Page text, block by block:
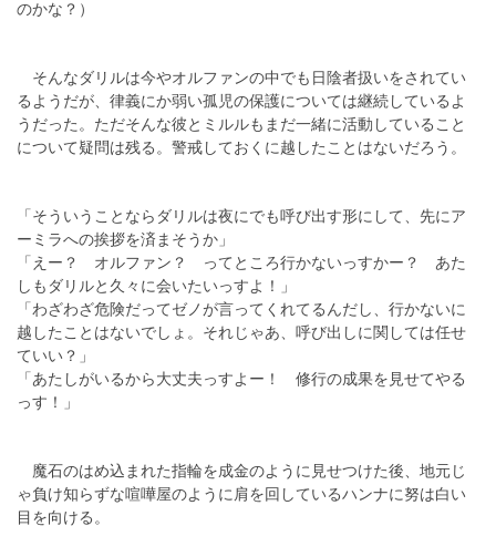
のかな？）
そんなダリルは今やオルファンの中でも日陰者扱いをされてい
るようだが、律義にか弱い孤児の保護については継続しているよ
うだった。ただそんな彼とミルルもまだ一緒に活動していること
について疑問は残る。警戒しておくに越したことはないだろう。
「そういうことならダリルは夜にでも呼び出す形にして、先にア
ーミラへの挨拶を済まそうか」
「えー？ オルファン？ ってところ行かないっすかー？ あた
しもダリルと久々に会いたいっすよ！」
「わざわざ危険だってゼノが言ってくれてるんだし、行かないに
越したことはないでしょ。それじゃあ、呼び出しに関しては任せ
ていい？」
「あたしがいるから大丈夫っすよー！ 修行の成果を見せてやる
っす！」
魔石のはめ込まれた指輪を成金のように見せつけた後、地元じ
ゃ負け知らずな喧嘩屋のように肩を回しているハンナに努は白い
目を向ける。